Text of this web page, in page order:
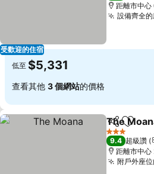
受歡迎的住宿
距離市中心
設備齊全
低至 $5,331
查看其他 3 個網站的價格
分享 加入
The
3 星級
9.4 超級讚
距離市中心
附戶外座